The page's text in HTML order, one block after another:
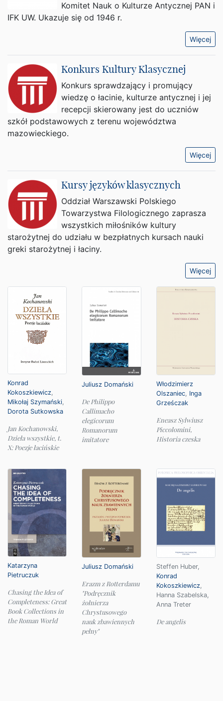
Konrad
Kokoszkiewicz,
Mikołaj Szymański,
Dorota Sutkowska
Jan Kochanowski,
Dzieła wszystkie, t.
X: Poezje łacińskie
Juliusz Domański
De Philippo
Callimacho
elegicorum
Romanorum
imitatore
Włodzimierz
Olszaniec, Inga
Grześczak
Eneasz Sylwiusz
Piccolomini,
Historia czeska
Katarzyna
Pietruczuk
Chasing the Idea of
Completeness: Great
Book Collections in
the Roman World
Juliusz Domański
Erazm z Rotterdamu
"Podręcznik
żołnierza
Chrystusowego
nauk zbawiennych
pełny"
Steffen Huber,
Konrad
Kokoszkiewicz,
Hanna Szabelska,
Anna Treter
De angelis
Komitet Nauk o Kulturze Antycznej PAN i
IFK UW. Ukazuje się od 1946 r.
Więcej
Konkurs Kultury Klasycznej
Konkurs sprawdzający i promujący
wiedzę o łacinie, kulturze antycznej i jej
recepcji skierowany jest do uczniów
szkół podstawowych z terenu województwa
mazowieckiego.
Więcej
Kursy języków klasycznych
Oddział Warszawski Polskiego
Towarzystwa Filologicznego zaprasza
wszystkich miłośników kultury
starożytnej do udziału w bezpłatnych kursach nauki
greki starożytnej i łaciny.
Więcej